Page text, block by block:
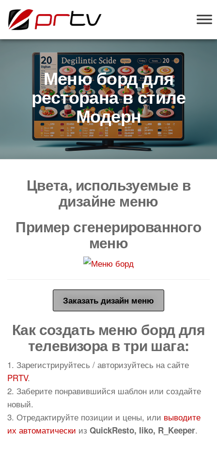
конструктор
для
телевизоров
Меню борд для
ресторана в стиле
Модерн
Цвета, используемые в
дизайне меню
Пример сгенерированного
меню
Заказать дизайн меню
Как создать меню борд для
телевизора в три шага:
1. Зарегистрируйтесь / авторизуйтесь на сайте
PRTV.
2. Заберите понравившийся шаблон или создайте
новый.
3. Отредактируйте позиции и цены, или выводите
их автоматически из QuickResto, Iiko, R_Keeper.